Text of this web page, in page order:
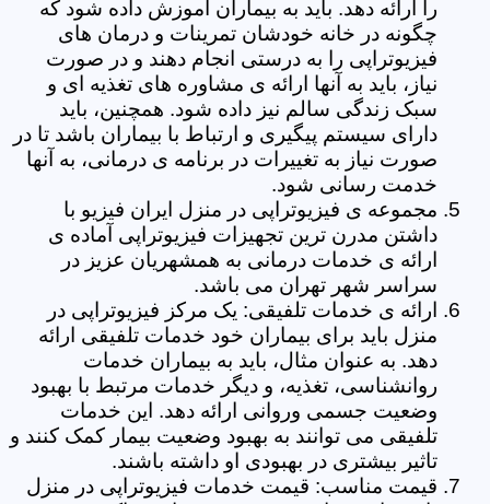
را ارائه دهد. باید به بیماران آموزش داده شود که
چگونه در خانه خودشان تمرینات و درمان های
فیزیوتراپی را به درستی انجام دهند و در صورت
نیاز، باید به آنها ارائه ی مشاوره های تغذیه ای و
سبک زندگی سالم نیز داده شود. همچنین، باید
دارای سیستم پیگیری و ارتباط با بیماران باشد تا در
صورت نیاز به تغییرات در برنامه ی درمانی، به آنها
خدمت رسانی شود.
مجموعه ی فیزیوتراپی در منزل ایران فیزیو با
داشتن مدرن ترین تجهیزات فیزیوتراپی آماده ی
ارائه ی خدمات درمانی به همشهریان عزیز در
سراسر شهر تهران می باشد.
ارائه ی خدمات تلفیقی: یک مرکز فیزیوتراپی در
منزل باید برای بیماران خود خدمات تلفیقی ارائه
دهد. به عنوان مثال، باید به بیماران خدمات
روانشناسی، تغذیه، و دیگر خدمات مرتبط با بهبود
وضعیت جسمی وروانی ارائه دهد. این خدمات
تلفیقی می توانند به بهبود وضعیت بیمار کمک کنند و
تاثیر بیشتری در بهبودی او داشته باشند.
قیمت مناسب: قیمت خدمات فیزیوتراپی در منزل